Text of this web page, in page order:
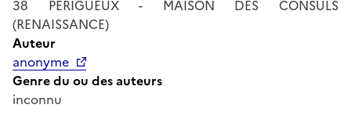
38 PERIGUEUX - MAISON DES CONSULS
(RENAISSANCE)
Auteur
anonyme
Genre du ou des auteurs
inconnu